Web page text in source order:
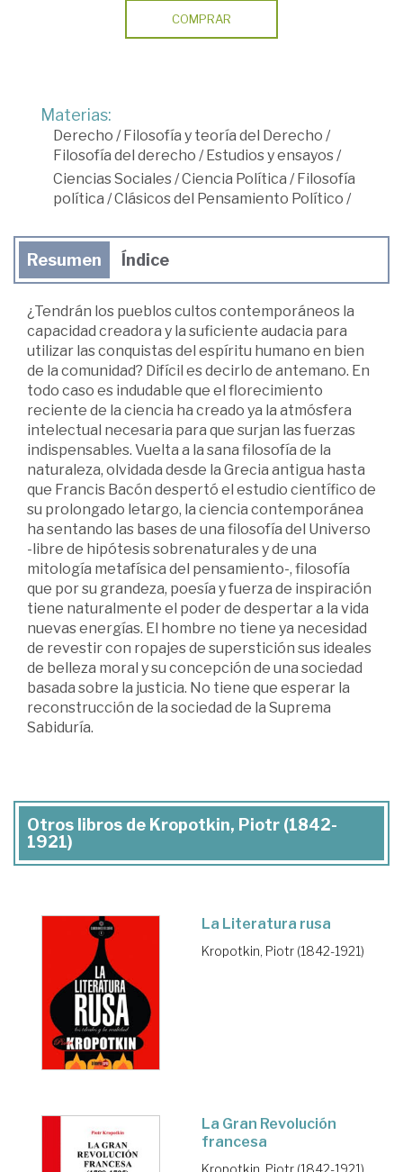
COMPRAR
Materias:
Derecho / Filosofía y teoría del Derecho /
Filosofía del derecho / Estudios y ensayos/
Ciencias Sociales/Ciencia Política / Filosofía
política /Clásicos del Pensamiento Político /
Resumen Índice
¿Tendrán los pueblos cultos contemporáneos la
capacidad creadora y la suficiente audacia para
utilizar las conquistas del espíritu humano en bien
de la comunidad? Difícil es decirlo de antemano. En
todo caso es indudable que el florecimiento
reciente de la ciencia ha creado ya la atmósfera
intelectual necesaria para que surjan las fuerzas
indispensables. Vuelta a la sana filosofía de la
naturaleza, olvidada desde la Grecia antigua hasta
que Francis Bacón despertó el estudio científico de
su prolongado letargo, la ciencia contemporánea
ha sentando las bases de una filosofía del Universo
-libre de hipótesis sobrenaturales y de una
mitología metafísica del pensamiento-, filosofía
que por su grandeza, poesía y fuerza de inspiración
tiene naturalmente el poder de despertar a la vida
nuevas energías. El hombre no tiene ya necesidad
de revestir con ropajes de superstición sus ideales
de belleza moral y su concepción de una sociedad
basada sobre la justicia. No tiene que esperar la
reconstrucción de la sociedad de la Suprema
Sabiduría.
Otros libros de Kropotkin, Piotr (1842-
1921)
La Literatura rusa
Kropotkin, Piotr (1842-1921)
La Gran Revolución
francesa
Kropotkin, Piotr (1842-1921)